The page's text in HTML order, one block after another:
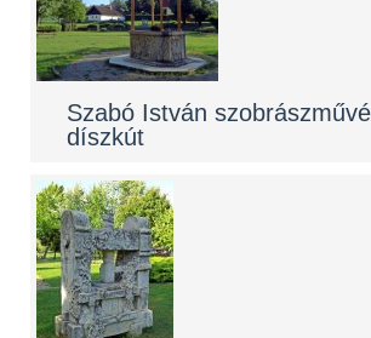
Szabó István
díszkút